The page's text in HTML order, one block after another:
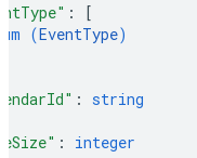
:
[
(EventType)
: string
: integer